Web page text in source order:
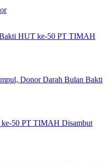
Bakti HUT ke-50 PT TIMAH
Donor Darah Bulan Bakti
50 PT TIMAH Disambut